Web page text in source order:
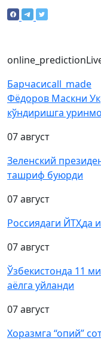
online_prediction
Барчасиcall_made
Фёдоров Маскни
кўндиришга
07 август
Зеленский
ташриф буюрди
07 август
Россиядаги ЙТҲда
07 август
Ўзбекистонда 11
аёлга уйланди
07 август
Хоразмга “опий”